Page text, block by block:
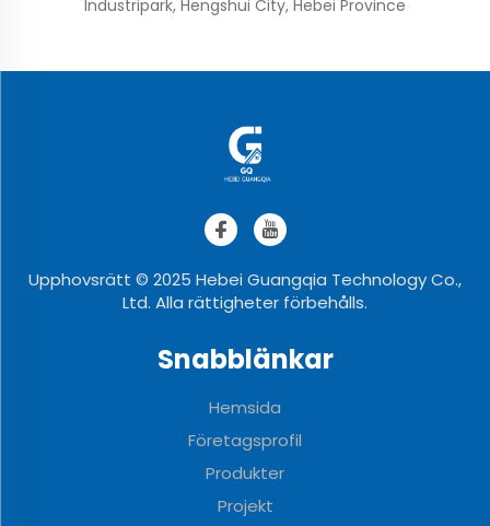
Industripark, Hengshui City, Hebei Province
Upphovsrätt © 2025 Hebei Guangqia Technology Co.,
Ltd. Alla rättigheter förbehålls.
Snabblänkar
Hemsida
Företagsprofil
Produkter
Projekt